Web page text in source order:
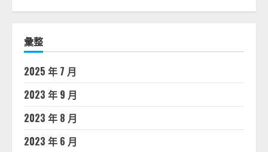
彙整
2025 年 7 月
2023 年 9 月
2023 年 8 月
2023 年 6 月